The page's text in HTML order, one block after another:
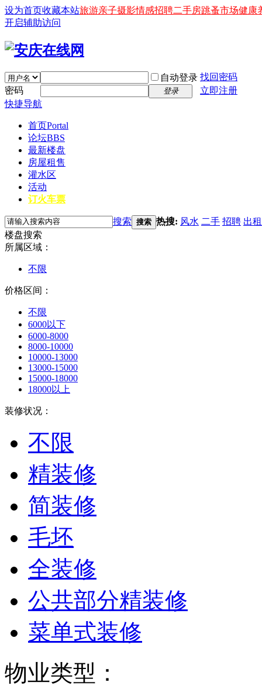
设为首页收藏本站旅游亲子摄影情感招聘二手房跳蚤市场健康
开启辅助访问
自动登录 找回密码
密码
登录
立即注册
快捷导航
首页Portal
论坛BBS
最新楼盘
房屋租售
灌水区
活动
订火车票
搜索 搜索 热搜: 风水 二手 招聘 出租
楼盘搜索
所属区域：
不限
价格区间：
不限
6000以下
6000-8000
8000-10000
10000-13000
13000-15000
15000-18000
18000以上
装修状况：
不限
精装修
简装修
毛坯
全装修
公共部分精装修
菜单式装修
物业类型：